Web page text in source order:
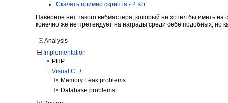
Скачать пример скрипта - 2 Kb
Наверное нет такого вебмастера, который не хотел бы иметь
конечно же не претендует на награды среди себе подобных, но
Analysis
Implementation
PHP
Visual C++
Memory Leak problems
Database problems